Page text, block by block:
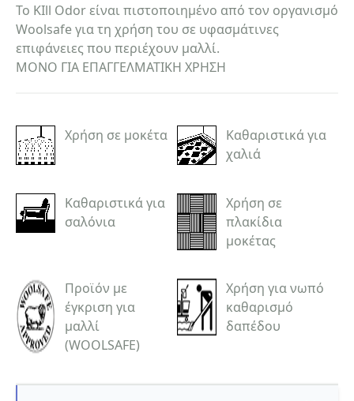
Το KIll Odor είναι πιστοποιημένο από τον οργανισμό
Woolsafe για τη χρήση του σε υφασμάτινες
επιφάνειες που περιέχουν μαλλί.
ΜΟΝΟ ΓΙΑ ΕΠΑΓΓΕΛΜΑΤΙΚΗ ΧΡΗΣΗ
Χρήση σε μοκέτα
Καθαριστικά για
χαλιά
Καθαριστικά για
σαλόνια
Χρήση σε
πλακίδια
μοκέτας
Προϊόν με
έγκριση για
μαλλί
(WOOLSAFE)
Χρήση για νωπό
καθαρισμό
δαπέδου